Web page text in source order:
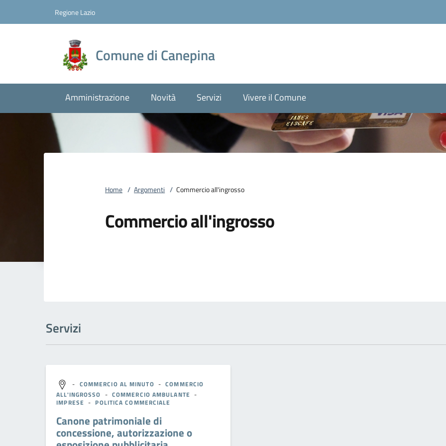
Regione Lazio
Comune di Canepina
Amministrazione Novità Servizi Vivere il Comune
Home / Argomenti / Commercio all'ingrosso
Commercio all'ingrosso
Servizi
- COMMERCIO AL MINUTO -COMMERCIO
ALL'INGROSSO - COMMERCIO AMBULANTE -
IMPRESE - POLITICA COMMERCIALE
Canone patrimoniale di
concessione, autorizzazione o